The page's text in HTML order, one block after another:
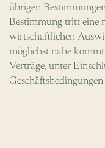
übrigen
Bestimmung tritt eine
wirtschaftlichen
möglichst nahe
Verträge, unter